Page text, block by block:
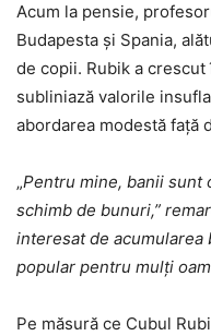
Acum la pensie,
Budapesta și Spania,
de copii. Rubik a
subliniază valorile
abordarea modestă față
„Pentru mine, banii sunt
schimb de bunuri,”
interesat de acumularea
popular pentru mulți
Pe măsură ce Cubul